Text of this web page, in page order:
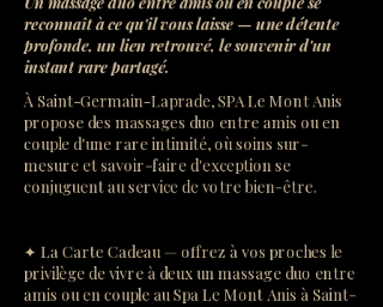
reconnaît à ce qu'il vous laisse — une détente
profonde, un lien retrouvé, le souvenir d'un
instant rare partagé.
À Saint-Germain-Laprade, SPA Le Mont Anis
propose des massages duo entre amis ou en
couple d'une rare intimité, où soins sur-
mesure et savoir-faire d'exception se
conjuguent au service de votre bien-être.
✦ La Carte Cadeau — offrez à vos proches le
privilège de vivre à deux un massage duo entre
amis ou en couple au Spa Le Mont Anis à Saint-